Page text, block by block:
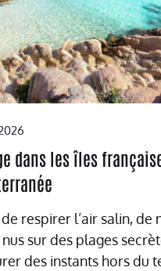
dans les îles
de respirer l’air salin, de
sur des plages
des instants hors du